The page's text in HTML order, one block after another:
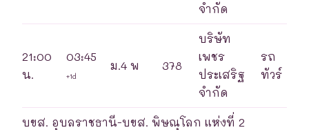
จำกัด
21:00
น.
03:45
+1d
ม.4 พ 378
บริษัท
เพชร
ประเสริฐ
จำกัด
รถ
ทัวร์
บขส. อุบลราชธานี-บขส. พิษณุโลก แห่งที่ 2